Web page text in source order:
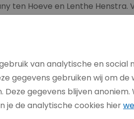
ten Hoeve en Lenthe
begon de wedstrijd, net als
Thrianta 4-7 achter.
lastig was om de juiste
te maken kwamen ze
pakken. Met twee doelpunten
Oranje Zwart kwam
van analytische en social
gegevens gebruiken wij om de
Deze gegevens blijven anoniem.
je de analytische cookies hier